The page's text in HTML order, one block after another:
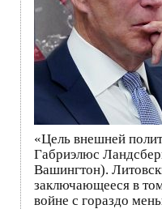
«Цель внешней
Габриэлюс
Вашингтон).
заключающееся в
войне с гораздо